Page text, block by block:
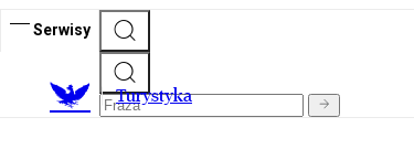
Serwisy
Turystyka